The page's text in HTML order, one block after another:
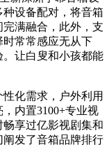
设备配对，将音箱
满融合，此外，支
常常感应无从下
让白叟和小孩都能
化需求，户外利用
内置3100+专业视
享过亿影视剧集和
发了音箱品牌排行